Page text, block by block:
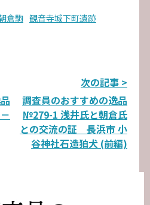
倉駒 観音寺城下町遺跡
次の記事 >
調査員のおすすめの逸品
№279-1 浅井氏と朝倉氏
との交流の証 長浜市 小
谷神社石造狛犬 (前編)